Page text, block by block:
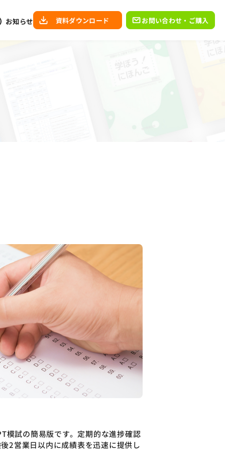
お知らせ 資料ダウンロード お問い合わせ・ご購入
模試の簡易版です。定期的な進捗確認
2営業日以内に成績表を迅速に提供し